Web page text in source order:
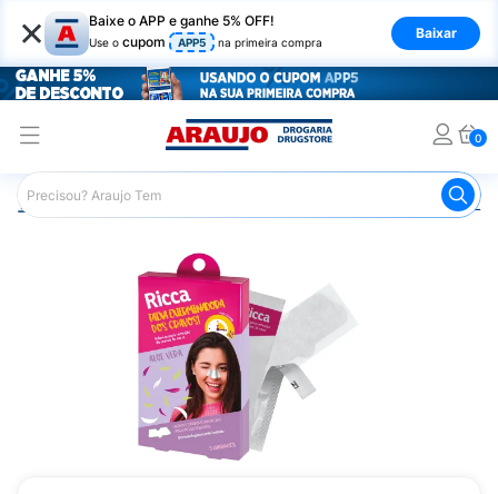
× Baixe o APP e ganhe 5% OFF!
Use o cupom APP5 na primeira compra
Baixar
0
Araujo Beleza e Cuidados Cuidados com o Rosto